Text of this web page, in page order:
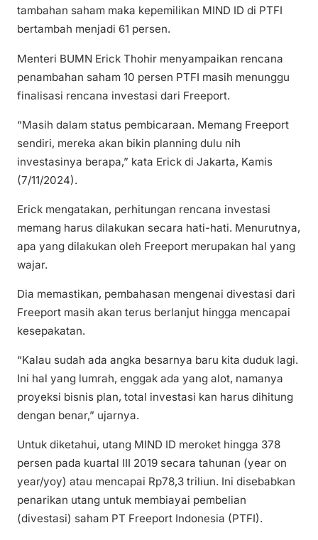
tambahan saham maka kepemilikan MIND ID di PTFI
bertambah menjadi 61 persen.
Menteri BUMN Erick Thohir menyampaikan rencana
penambahan saham 10 persen PTFI masih menunggu
finalisasi rencana investasi dari Freeport.
“Masih dalam status pembicaraan. Memang Freeport
sendiri, mereka akan bikin planning dulu nih
investasinya berapa,” kata Erick di Jakarta, Kamis
(7/11/2024).
Erick mengatakan, perhitungan rencana investasi
memang harus dilakukan secara hati-hati. Menurutnya,
apa yang dilakukan oleh Freeport merupakan hal yang
wajar.
Dia memastikan, pembahasan mengenai divestasi dari
Freeport masih akan terus berlanjut hingga mencapai
kesepakatan.
“Kalau sudah ada angka besarnya baru kita duduk lagi.
Ini hal yang lumrah, enggak ada yang alot, namanya
proyeksi bisnis plan, total investasi kan harus dihitung
dengan benar,” ujarnya.
Untuk diketahui, utang MIND ID meroket hingga 378
persen pada kuartal III 2019 secara tahunan (year on
year/yoy) atau mencapai Rp78,3 triliun. Ini disebabkan
penarikan utang untuk membiayai pembelian
(divestasi) saham PT Freeport Indonesia (PTFI).